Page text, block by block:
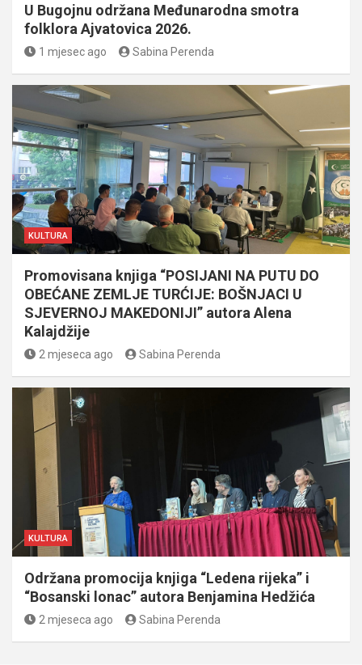
U Bugojnu održana Međunarodna smotra
folklora Ajvatovica 2026.
1 mjesec ago Sabina Perenda
KULTURA
Promovisana knjiga “POSIJANI NA PUTU DO
OBEĆANE ZEMLJE TURĆIJE: BOŠNJACI U
SJEVERNOJ MAKEDONIJI” autora Alena
Kalajdžije
2 mjeseca ago Sabina Perenda
KULTURA
Održana promocija knjiga “Ledena rijeka” i
“Bosanski lonac” autora Benjamina Hedžića
2 mjeseca ago Sabina Perenda